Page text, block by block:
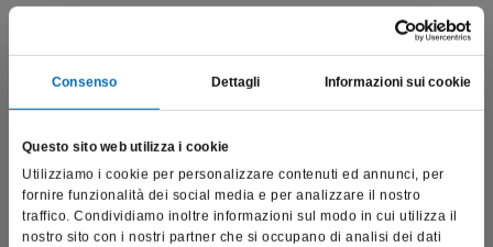
Consenso Dettagli Informazioni sui cookie
Questo sito web utilizza i cookie
Utilizziamo i cookie per personalizzare contenuti ed annunci, per
fornire funzionalità dei social media e per analizzare il nostro
traffico. Condividiamo inoltre informazioni sul modo in cui utilizza il
nostro sito con i nostri partner che si occupano di analisi dei dati
Qui sotto è possibile scaricare il PDF delle schede tecniche delle
punte soniche.
Allegati